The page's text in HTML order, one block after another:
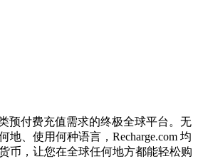
预付费充值需求的终极全球平台。无
地、使用何种语言，Recharge.com 均
币，让您在全球任何地方都能轻松购